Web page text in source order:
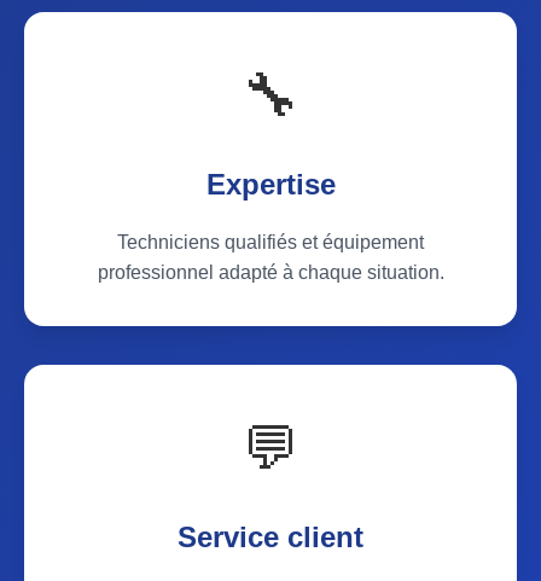
🔧
Expertise
Techniciens qualifiés et équipement
professionnel adapté à chaque situation.
💬
Service client